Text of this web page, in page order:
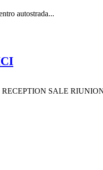
autostrada...
SALE